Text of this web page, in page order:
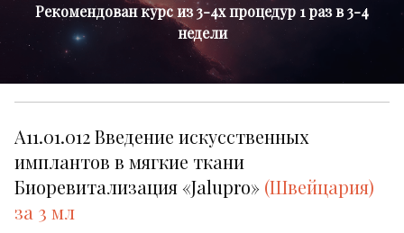
Рекомендован курс из 3-4х процедур 1 раз в 3-4
недели
А11.01.012 Введение искусственных
имплантов в мягкие ткани
Биоревитализация «Jalupro» (Швейцария)
за 3 мл